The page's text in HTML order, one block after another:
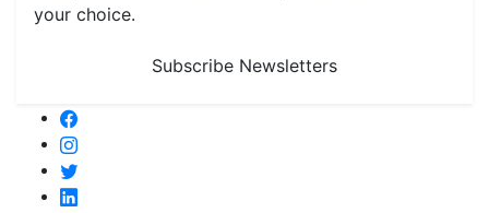
your choice.
Subscribe Newsletters